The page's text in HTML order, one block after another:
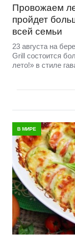
Провожаем
пройдет
всей семьи
23 августа на
Grill состоится
лето!» в стиле
В МИРЕ